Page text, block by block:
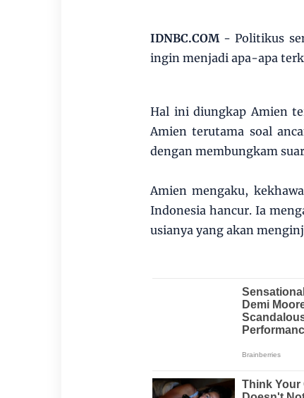
IDNBC.COM- Politikus
ingin menjadi apa-apa
Hal ini diungkap Amien
Amien terutama soal
dengan membungkam
Amien mengaku,
Indonesia hancur. Ia
usianya yang akan